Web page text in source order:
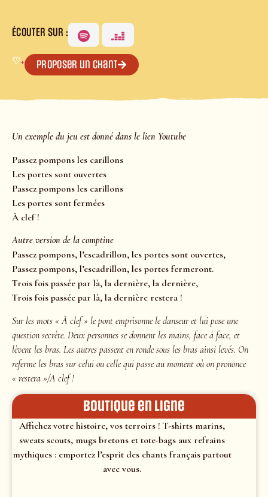
ÉCOUTER SUR :
♡+ Proposer un chant
Un exemple du jeu est donné dans le lien Youtube
Passez pompons les carillons
Les portes sont ouvertes
Passez pompons les carillons
Les portes sont fermées
À clef !
Autre version de la comptine
Passez pompons, l’escadrillon, les portes sont ouvertes,
Passez pompons, l’escadrillon, les portes fermeront.
Trois fois passée par là, la dernière, la dernière,
Trois fois passée par là, la dernière restera !
Sur les mots « À clef » le pont emprisonne le danseur et lui pose une
question secrète. Deux personnes se donnent les mains, face à face, et
lèvent les bras. Les autres passent en ronde sous les bras ainsi levés. On
referme les bras sur celui ou celle qui passe au moment où on prononce
« restera »/A clef !
Boutique en ligne
Affichez votre histoire, vos terroirs ! T-shirts marins,
sweats scouts, mugs bretons et tote-bags aux refrains
mythiques : emportez l’esprit des chants français partout
avec vous.